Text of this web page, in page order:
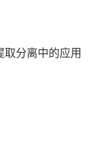
分离中的应用